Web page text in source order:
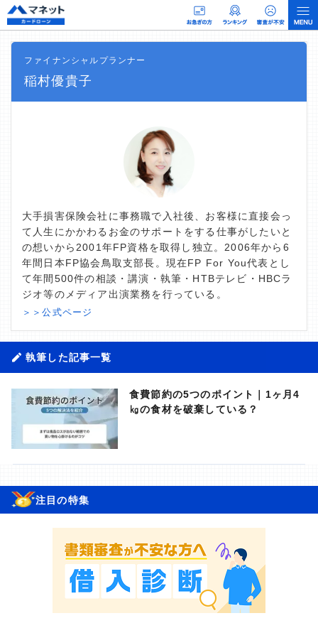
ファイナンシャルプランナー
稲村優貴子
大手損害保険会社に事務職で入社後、お客様に直接会っ
て人生にかかわるお金のサポートをする仕事がしたいと
の想いから2001年FP資格を取得し独立。2006年から6
年間日本FP協会鳥取支部長。現在FP For You代表とし
て年間500件の相談・講演・執筆・HTBテレビ・HBCラ
ジオ等のメディア出演業務を行っている。
＞＞公式ページ
執筆した記事一覧
食費節約の5つのポイント｜1ヶ月4
㎏の食材を破棄している？
注目の特集